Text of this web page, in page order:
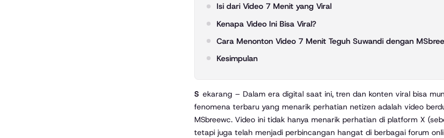
Isi dari Video 7 Menit yang Viral
Kenapa Video Ini Bisa Viral?
Cara Menonton Video 7 Menit Teguh Suwandi dengan
Kesimpulan
Sekarang – Dalam era digital saat ini, tren dan konten viral bisa muncul dari mana saja dan kapan saja. Salah satu
fenomena terbaru yang menarik perhatian netizen adalah video
MSbreewc. Video ini tidak hanya menarik perhatian di platform X
tetapi juga telah menjadi perbincangan hangat di berbagai forum